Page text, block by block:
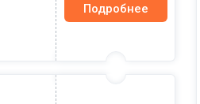
Подробнее